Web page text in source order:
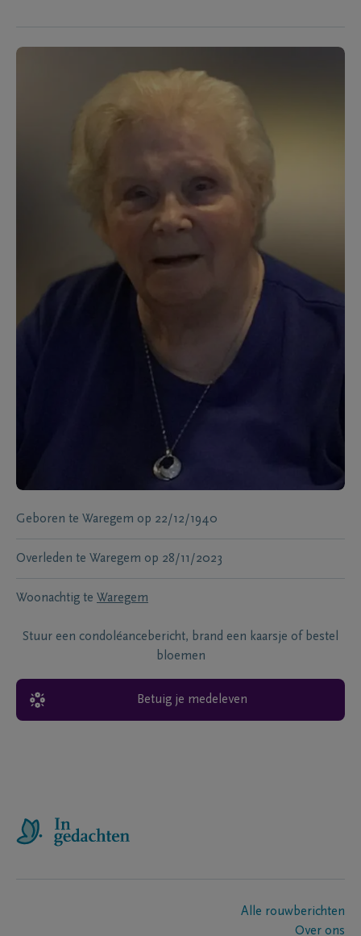
Geboren te Waregem op 22/12/1940
Overleden te Waregem op 28/11/2023
Woonachtig te Waregem
Stuur een condoléancebericht, brand een kaarsje of bestel
bloemen
Betuig je medeleven
Alle rouwberichten
Over ons